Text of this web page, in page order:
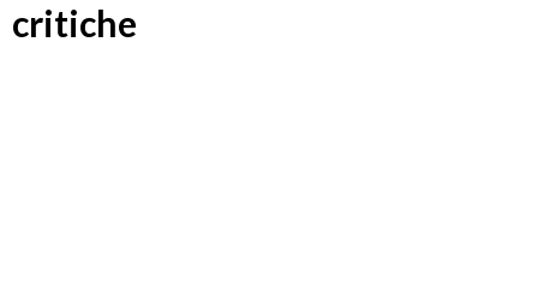
critiche